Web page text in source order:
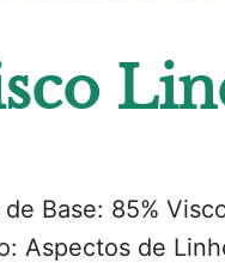
Base: 85%
Aspectos de